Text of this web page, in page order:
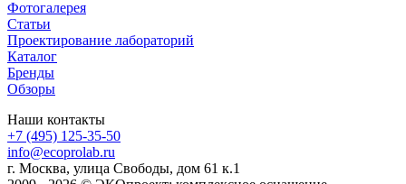
Фотогалерея
Статьи
Проектирование лабораторий
Каталог
Бренды
Обзоры
Наши контакты
+7 (495) 125-35-50
info@ecoprolab.ru
г. Москва, улица Свободы, дом 61 к.1